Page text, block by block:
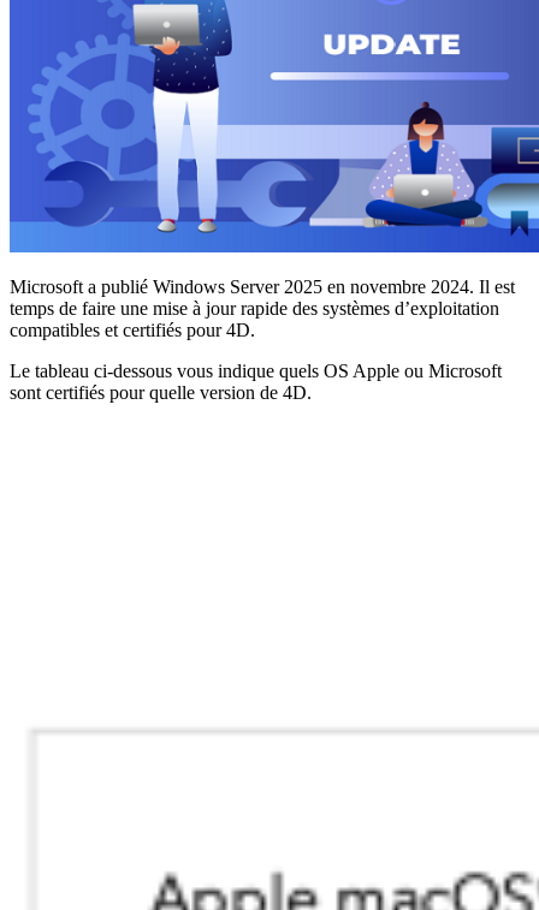
Microsoft a publié Windows Server 2025 en novembre 2024. Il est
temps de faire une mise à jour rapide des systèmes d’exploitation
compatibles et certifiés pour 4D.
Le tableau ci-dessous vous indique quels OS Apple ou Microsoft
sont certifiés pour quelle version de 4D.